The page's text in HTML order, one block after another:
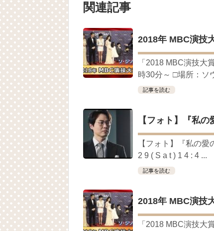
한가인 –
チョ・ヒョンジェ 조현재 九尾狐
キム・テヒの弟イ・ワン♥イ・ボミ
「ライフ・ オン・ マーズ」2019年
(ENG SUB) Behind The Scene
ェジン / エンジョイ❕
ユン・ギュンサン、番組にも登場
「まず熱く掃除せよ」女優キム・
(11/26)
【裏芸能】キムユジョンの熱愛彼氏
キム・ユジョン、美しいセルフショ
キム・ユジョン、新ドラマ「まず
幻の王女チャミョンゴ エンディング
YUCHUN ♥ LOVE 15 「成均館 5話」
俳優カン・ギヨン、突然の熱愛宣言
関連記事
2018年 MBC演技
「2018 MBC演技大
時30分～ □場所：ソ
記事を読む
【フォト】『私
【フォト】『私の
2 9 ( S a t ) 1 4 : 4 ...
記事を読む
2018年 MBC演技
「2018 MBC演技大